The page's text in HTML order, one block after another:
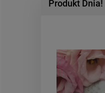
Produkt Dnia!